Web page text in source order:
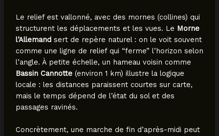
Le relief est vallonné, avec des mornes (collines) qui
structurent les déplacements et les vues. Le Morne
l’Allemandsert de repère naturel : on le voit souvent
comme une ligne de relief qui “ferme” l’horizon selon
l’angle. À petite échelle, un hameau voisin comme
Bassin Cannotte(environ 1 km) illustre la logique
locale : les distances paraissent courtes sur carte,
mais le temps dépend de l’état du sol et des
passages ravinés.
Concrètement, une marche de fin d’après-midi peut